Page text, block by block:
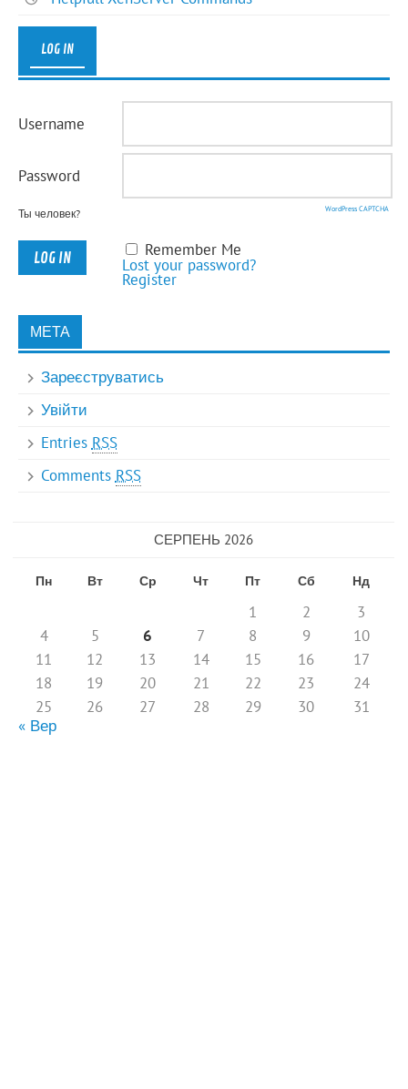
LOG IN
Username
Password
Ты человек? WordPress CAPTCHA
Remember Me
Lost your password?
Register
МЕТА
Зареєструватись
Увійти
Entries RSS
Comments RSS
СЕРПЕНЬ 2026
Пн Вт Ср Чт Пт Сб Нд
1 2
3
4
5 6 7 8 9
10
11
12 13 14 15 16
17
18
19 20 21 22 23
24
25
26 27 28 29 30
31
« Вер